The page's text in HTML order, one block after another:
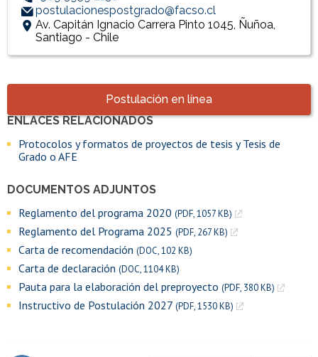
Accesos directosPostulación en línea
Enlaces y documentos de interés
ENLACES RELACIONADOS
Protocolos y formatos de proyectos de tesis y Tesis de
Grado o AFE
DOCUMENTOS ADJUNTOS
Reglamento del programa 2020 (PDF, 1057 KB)
Reglamento del Programa 2025 (PDF, 267 KB)
Carta de recomendación (DOC, 102 KB)
Carta de declaración (DOC, 1104 KB)
Pauta para la elaboración del preproyecto (PDF, 380 KB)
Instructivo de Postulación 2027 (PDF, 1530 KB)
postulacionespostgrado@facso.cl
Av. Capitán Ignacio Carrera Pinto 1045, Ñuñoa,
Santiago - Chile